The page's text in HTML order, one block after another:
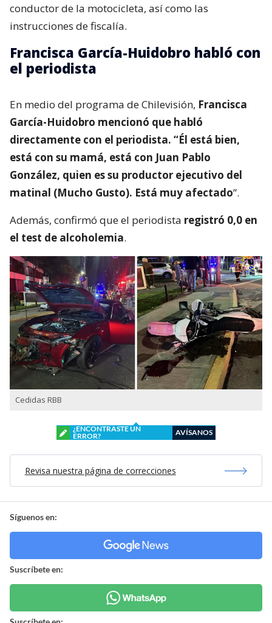
conductor de la motocicleta, así como las
instrucciones de fiscalía.
Francisca García-Huidobro habló con
el periodista
En medio del programa de Chilevisión, Francisca
García-Huidobro mencionó que habló
directamente con el periodista. “Él está bien,
está con su mamá, está con Juan Pablo
González, quien es su productor ejecutivo del
matinal (Mucho Gusto). Está muy afectado”.
Además, confirmó que el periodista registró 0,0 en
el test de alcoholemia.
Cedidas RBB
¿ENCONTRASTE UN
ERROR?
AVÍSANOS
Revisa nuestra página de correcciones
Síguenos en:
Suscríbete en: